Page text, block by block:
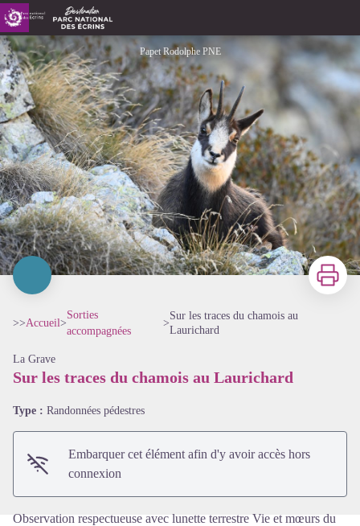
Sur les traces du chamois au Laurichard
Papet Rodolphe PNE
Imprimer
>>Accueil>
Sorties
accompagnées
>
Sur les traces du chamois au
Laurichard
La Grave
Sur les traces du chamois au Laurichard
Type : Randonnées pédestres
Embarquer cet élément afin d'y avoir accès hors
connexion
Observation respectueuse avec lunette terrestre Vie et mœurs du